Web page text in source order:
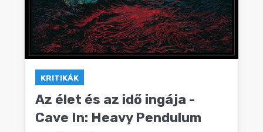
KRITIKÁK
Az élet és az idő ingája -
Cave In: Heavy Pendulum